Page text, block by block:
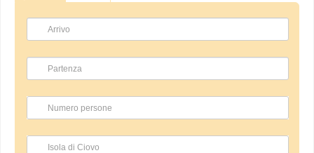
Arrivo
Partenza
Numero persone
Isola di Ciovo